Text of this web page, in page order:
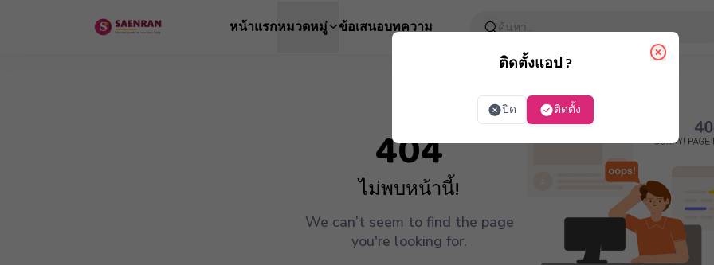
หน้าแรกหมวดหมู่ ข้อเสนอบทความ
ติดตั้งแอป ?
ปิด ติดตั้ง
404
ไม่พบหน้านี้!
We can’t seem to find the page
you're looking for.